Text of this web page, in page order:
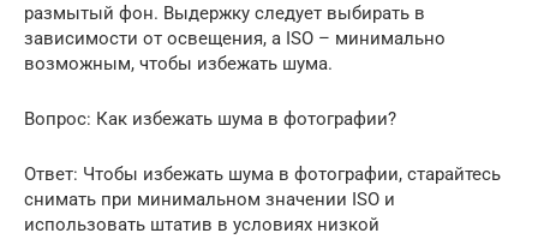
размытый фон. Выдержку следует выбирать в
зависимости от освещения, а ISO – минимально
возможным, чтобы избежать шума.
Вопрос: Как избежать шума в фотографии?
Ответ: Чтобы избежать шума в фотографии, старайтесь
снимать при минимальном значении ISO и
использовать штатив в условиях низкой